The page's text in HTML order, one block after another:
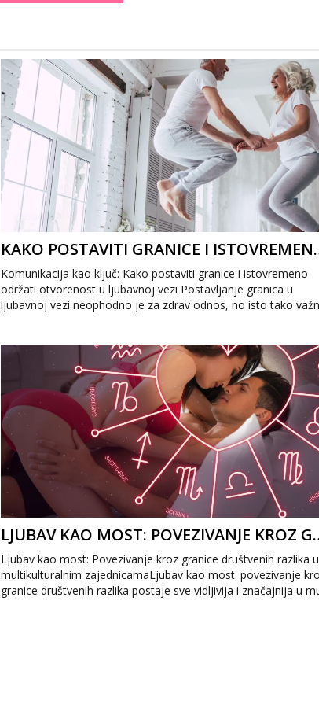
KAKO POSTAVITI
Komunikacija kao ključ: Kako postaviti granice i istovremeno
održati otvorenost u ljubavnoj vezi Postavljanje granica u
ljubavnoj vezi neophodno je za zdrav odnos, no isto tako
LJUBAV KAO MOST:
Ljubav kao most: Povezivanje kroz granice društvenih razlika u
multikulturalnim zajednicamaLjubav kao most: povezivanje
granice društvenih razlika postaje sve vidljivija i značajnija u